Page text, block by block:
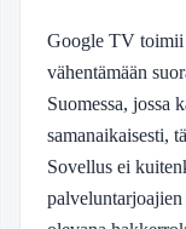
Google TV toimii
vähentämään
Suomessa, jossa
samanaikaisesti,
Sovellus ei